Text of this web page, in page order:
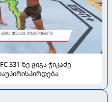
331-ზე გიგა ჭიკაძე